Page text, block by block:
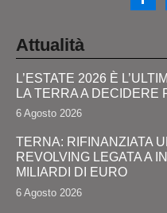
Attualità
L’ESTATE 2026 È
LA TERRA A DECIDERE
6 Agosto 2026
TERNA: RIFINANZIATA
REVOLVING LEGATA A
MILIARDI DI EURO
6 Agosto 2026